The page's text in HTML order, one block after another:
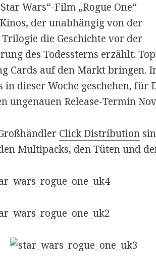
Wars“-Film „Rogue One“
der unabhängig von der
die Geschichte vor der
des Todessterns erzählt.
Cards auf den Markt bringen.
in dieser Woche geschehen, für
ungenauen Release-Termin
Click Distribution
Multipacks, den Tüten und